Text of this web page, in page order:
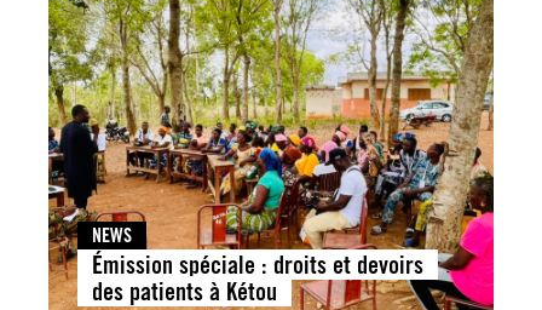
NEWS
Émission spéciale : droits et devoirs
des patients à Kétou